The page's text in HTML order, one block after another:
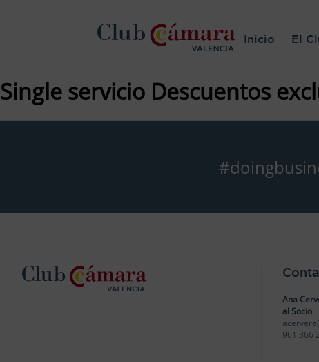
Inicio El
Single servicio Descuentos
Ana
al Socio
961 366